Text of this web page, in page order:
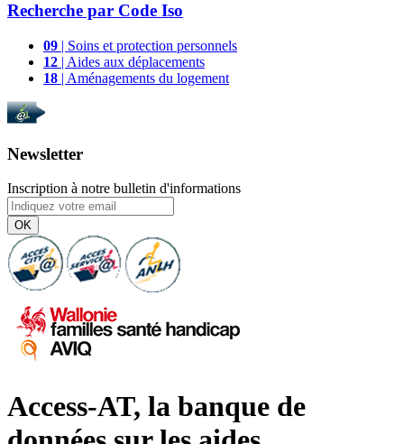
Recherche par Code Iso
09 | Soins et protection personnels
12 | Aides aux déplacements
18 | Aménagements du logement
Newsletter
Inscription à notre bulletin d'informations
OK
Access-AT, la banque de